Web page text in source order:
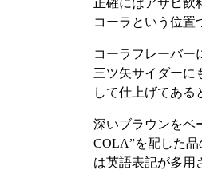
正確にはアサヒ飲
コーラという位置
コーラフレーバー
三ツ矢サイダーに
して仕上げてある
深いブラウンをベ
COLA”を配した
は英語表記が多用